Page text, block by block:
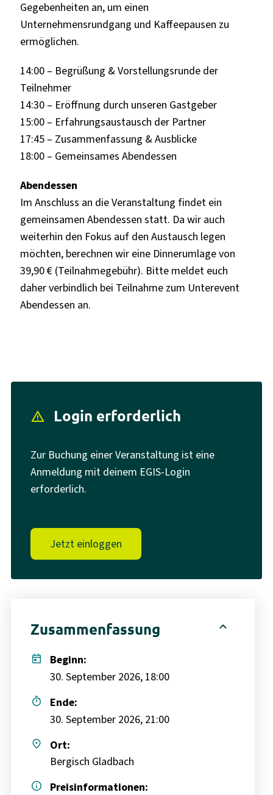
Gegebenheiten an, um einen
Unternehmensrundgang und Kaffeepausen zu
ermöglichen.
14:00 – Begrüßung & Vorstellungsrunde der
Teilnehmer
14:30 – Eröffnung durch unseren Gastgeber
15:00 – Erfahrungsaustausch der Partner
17:45 – Zusammenfassung & Ausblicke
18:00 – Gemeinsames Abendessen
Abendessen
Im Anschluss an die Veranstaltung findet ein
gemeinsamen Abendessen statt. Da wir auch
weiterhin den Fokus auf den Austausch legen
möchten, berechnen wir eine Dinnerumlage von
39,90 € (Teilnahmegebühr). Bitte meldet euch
daher verbindlich bei Teilnahme zum Unterevent
Abendessen an.
report_problem Login erforderlich
Zur Buchung einer Veranstaltung ist eine
Anmeldung mit deinem EGIS-Login
erforderlich.
Jetzt einloggen
Zusammenfassung expand_less
today
Beginn:
30. September 2026, 18:00
timer
Ende:
30. September 2026, 21:00
place
Ort:
Bergisch Gladbach
info
Preisinformationen: